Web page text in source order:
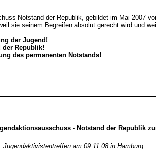
Notstand der Republik, gebildet im Mai 2007
sie seinem Begreifen absolut gerecht wird und
der Jugend!
der Republik!
des permanenten Notstands!
- Notstand der Republik
am 09.11.08 in Hamburg